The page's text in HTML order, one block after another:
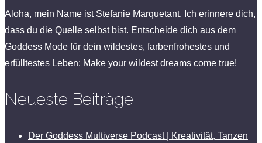
Aloha, mein Name ist Stefanie Marquetant. Ich erinnere dich,
dass du die Quelle selbst bist. Entscheide dich aus dem
Goddess Mode für dein wildestes, farbenfrohestes und
erfülltestes Leben: Make your wildest dreams come true!
Neueste Beiträge
Der Goddess Multiverse Podcast | Kreativität, Tanzen